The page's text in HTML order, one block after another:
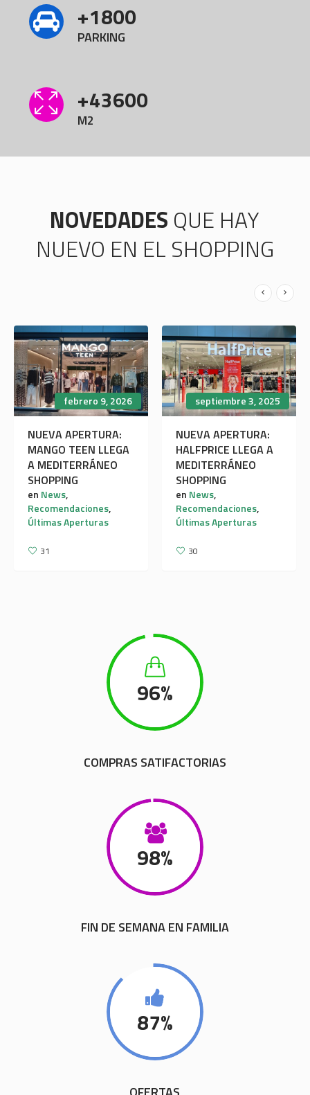
+1800
PARKING
+43600
M2
NOVEDADES QUE HAY
NUEVO EN EL SHOPPING
febrero 9, 2026
NUEVA APERTURA:
MANGO TEEN LLEGA
A MEDITERRÁNEO
SHOPPING
en News,
Recomendaciones,
Últimas Aperturas
31
septiembre 3, 2025
NUEVA APERTURA:
HALFPRICE LLEGA A
MEDITERRÁNEO
SHOPPING
en News,
Recomendaciones,
Últimas Aperturas
30
96%
COMPRAS SATIFACTORIAS
98%
FIN DE SEMANA EN FAMILIA
87%